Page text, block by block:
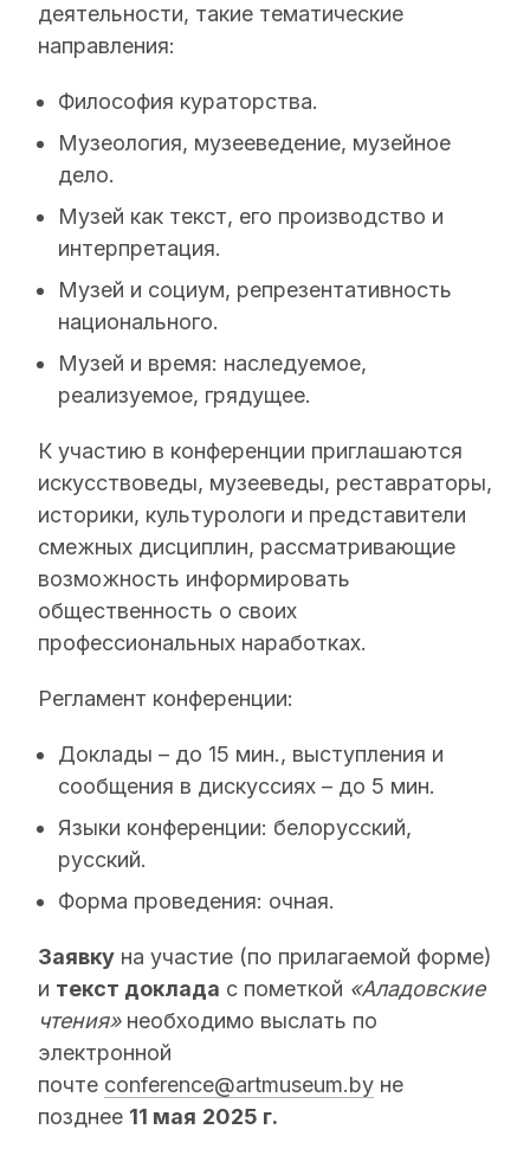
деятельности, такие тематические
направления:
Философия кураторства.
Музеология, музееведение, музейное
дело.
Музей как текст, его производство и
интерпретация.
Музей и социум, репрезентативность
национального.
Музей и время: наследуемое,
реализуемое, грядущее.
К участию в конференции приглашаются
искусствоведы, музееведы, реставраторы,
историки, культурологи и представители
смежных дисциплин, рассматривающие
возможность информировать
общественность о своих
профессиональных наработках.
Регламент конференции:
Доклады – до 15 мин., выступления и
сообщения в дискуссиях – до 5 мин.
Языки конференции: белорусский,
русский.
Форма проведения: очная.
Заявку на участие (по прилагаемой форме)
и текст доклада с пометкой «Аладовские
чтения»необходимо выслать по
электронной
почте conference@artmuseum.by не
позднее 11 мая 2025 г.